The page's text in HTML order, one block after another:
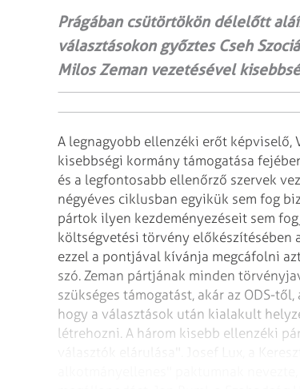
Prágában csütörtökön délelőtt
választásokon győztes Cseh
Milos Zeman vezetésével
A legnagyobb ellenzéki erőt képviselő,
kisebbségi kormány támogatása
és a legfontosabb ellenőrző szervek
négyéves ciklusban egyikük sem fog
pártok ilyen kezdeményezéseit sem
költségvetési törvény előkészítésében
ezzel a pontjával kívánja megcáfolni
szó. Zeman pártjának minden
szükséges támogatást, akár az ODS-
hogy a választások után kialakult
létrehozni. A három kisebb ellenzéki